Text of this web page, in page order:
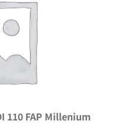
110 FAP Millenium